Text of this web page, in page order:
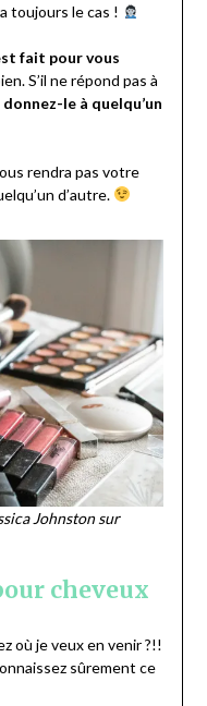
toujours le cas !
fait pour vous
S’il ne répond pas à
donnez-le à quelqu’un
rendra pas votre
d’autre.
Johnston sur
cheveux
où je veux en venir ?!!
sûrement ce